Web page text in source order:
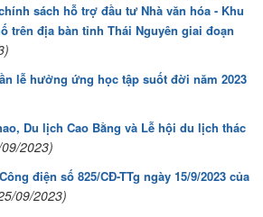
sách hỗ trợ đầu tư Nhà văn hóa - Khu
trên địa bàn tỉnh Thái Nguyên giai đoạn
lễ hưởng ứng học tập suốt đời năm 2023
Du lịch Cao Bằng và Lễ hội du lịch thác
2023)
điện số 825/CĐ-TTg ngày 15/9/2023 của
09/2023)